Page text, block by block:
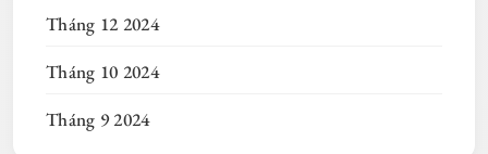
Tháng 12 2024
Tháng 10 2024
Tháng 9 2024